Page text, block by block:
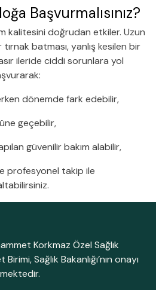
Başvurmalısınız?
kalitesini doğrudan etkiler. Uzun
batması, yanlış kesilen bir
ileride ciddi sorunlara yol
dönemde fark edebilir,
geçebilir,
güvenilir bakım alabilir,
profesyonel takip ile
Korkmaz Özel Sağlık
Sağlık Bakanlığı’nın onayı